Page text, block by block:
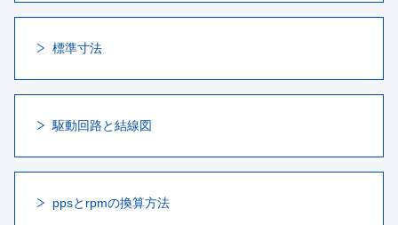
標準寸法
駆動回路と結線図
ppsとrpmの換算方法